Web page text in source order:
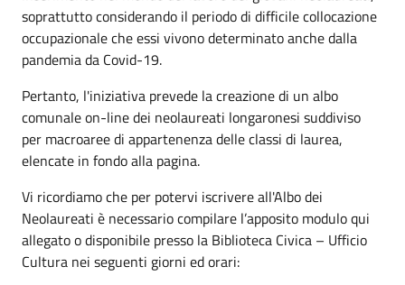
soprattutto considerando il periodo di difficile collocazione
occupazionale che essi vivono determinato anche dalla
pandemia da Covid-19.
Pertanto, l'iniziativa prevede la creazione di un albo
comunale on-line dei neolaureati longaronesi suddiviso
per macroaree di appartenenza delle classi di laurea,
elencate in fondo alla pagina.
Vi ricordiamo che per potervi iscrivere all'Albo dei
Neolaureati è necessario compilare l’apposito modulo qui
allegato o disponibile presso la Biblioteca Civica – Ufficio
Cultura nei seguenti giorni ed orari: